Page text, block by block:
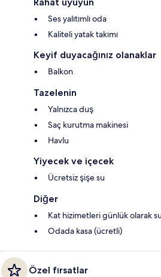
Ses yalıtımlı oda
Kaliteli yatak takımı
Keyif duyacağınız olanaklar
Balkon
Tazelenin
Yalnızca duş
Saç kurutma makinesi
Havlu
Yiyecek ve içecek
Ücretsiz şişe su
Diğer
Kat hizimetleri günlük olarak
Odada kasa (ücretli)
Özel fırsatlar